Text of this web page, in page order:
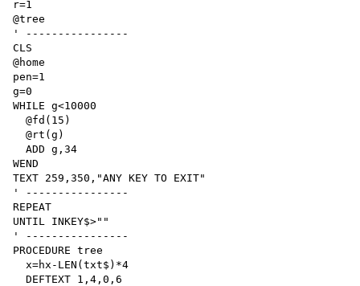
r=1
@tree
' ----------------
CLS
@home
pen=1
g=0
WHILE g<10000
  @fd(15)
  @rt(g)
  ADD g,34
WEND
TEXT 259,350,"ANY KEY TO EXIT"
' ----------------
REPEAT
UNTIL INKEY$>""
' ----------------
PROCEDURE tree
  x=hx-LEN(txt$)*4
  DEFTEXT 1,4,0,6